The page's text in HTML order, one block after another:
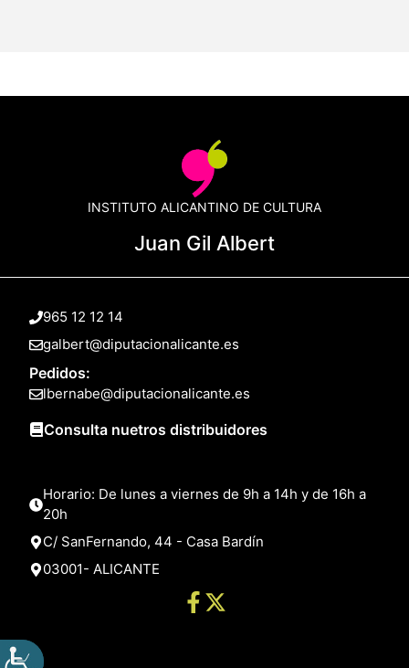
INSTITUTO ALICANTINO DE CULTURA
Juan Gil Albert
965 12 12 14
galbert@diputacionalicante.es
Pedidos:
lbernabe@diputacionalicante.es
Consulta nuetros distribuidores
Horario: De lunes a viernes de 9h a 14h y de 16h a
20h
C/ SanFernando, 44 - Casa Bardín
03001- ALICANTE